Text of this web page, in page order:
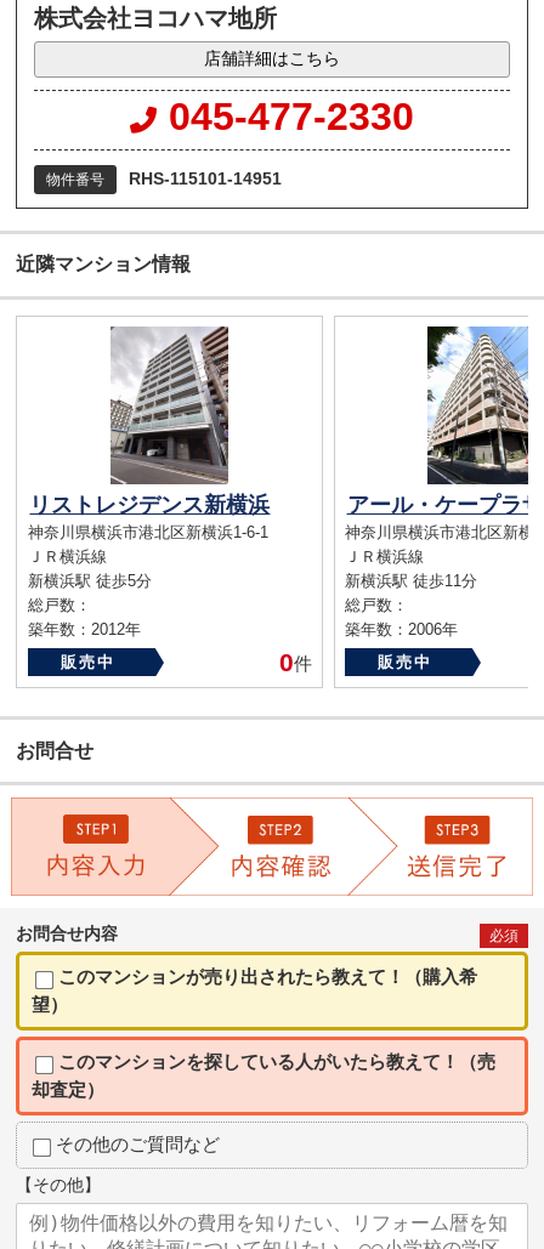
株式会社ヨコハマ地所
店舗詳細はこちら
045-477-2330
物件番号 RHS-115101-14951
近隣マンション情報
リストレジデンス新横浜
神奈川県横浜市港北区新横浜1-6-1
ＪＲ横浜線
新横浜駅 徒歩5分
総戸数：
築年数：2012年
販売中
0件
アール・ケープラ
神奈川県横浜市港北区新横
ＪＲ横浜線
新横浜駅 徒歩11分
総戸数：
築年数：2006年
販売中
お問合せ
お問合せ内容 必須
このマンションが売り出されたら教えて！（購入希
望）
このマンションを探している人がいたら教えて！（売
却査定）
その他のご質問など
【その他】